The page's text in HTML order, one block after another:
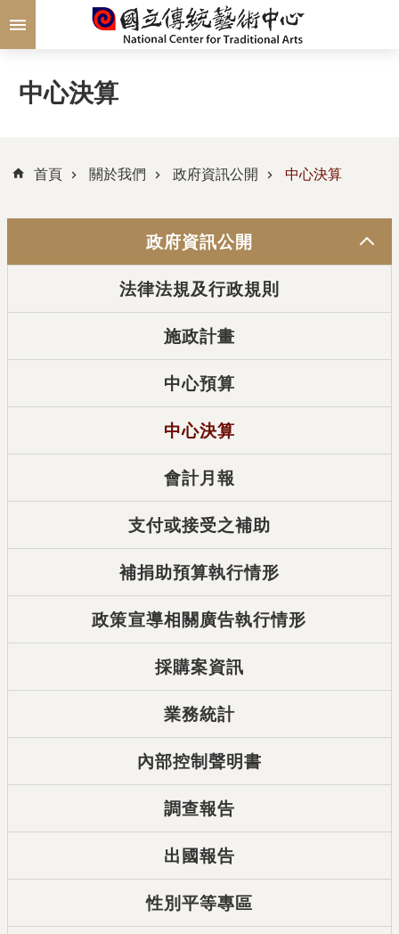
跳到主要內容區塊
中心決算
首頁 關於我們 政府資訊公開 中心決算
政府資訊公開
法律法規及行政規則
施政計畫
中心預算
中心決算
會計月報
支付或接受之補助
補捐助預算執行情形
政策宣導相關廣告執行情形
採購案資訊
業務統計
內部控制聲明書
調查報告
出國報告
性別平等專區